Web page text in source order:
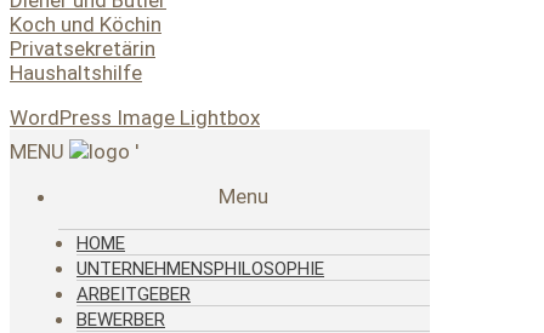
Koch und Köchin
Privatsekretärin
Haushaltshilfe
WordPress Image Lightbox
MENU
'
Menu
HOME
UNTERNEHMENSPHILOSOPHIE
ARBEITGEBER
BEWERBER